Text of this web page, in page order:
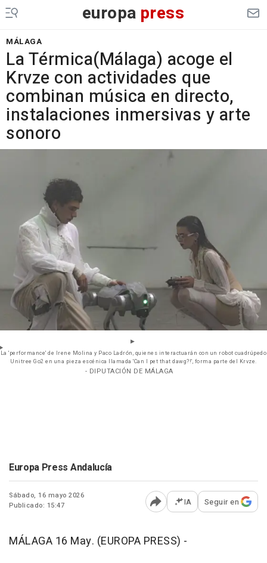
europa press
MÁLAGA
La Térmica(Málaga) acoge el
Krvze con actividades que
combinan música en directo,
instalaciones inmersivas y arte
sonoro
La 'performance' de Irene Molina y Paco Ladrón, quienes interactuarán con un robot cuadrúpedo
Unitree Go2 en una pieza escénica llamada 'Can I pet that dawg?!', forma parte del Krvze.
- DIPUTACIÓN DE MÁLAGA
Europa Press Andalucía
Sábado, 16 mayo 2026
Publicado: 15:47
Abrir opciones para
IA Seguir en
MÁLAGA 16 May. (EUROPA PRESS) -